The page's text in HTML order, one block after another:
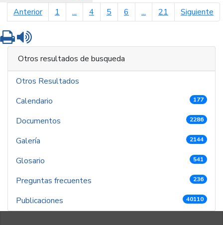
Anteriorpágina anterior
1 ... 4 5 6 ... 21 Siguiente
Imprimir
Otros resultados de busqueda
Otros Resultados
Calendario
177
Documentos 2286
Galería 2144
Glosario 541
Preguntas frecuentes 236
Publicaciones 40110